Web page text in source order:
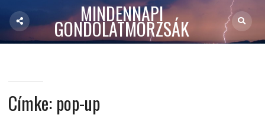
MINDENNAPI
GONDOLATMORZSÁK
Címke: pop-up